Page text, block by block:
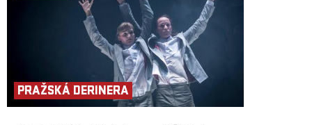
PRAŽSKÁ DERINERA